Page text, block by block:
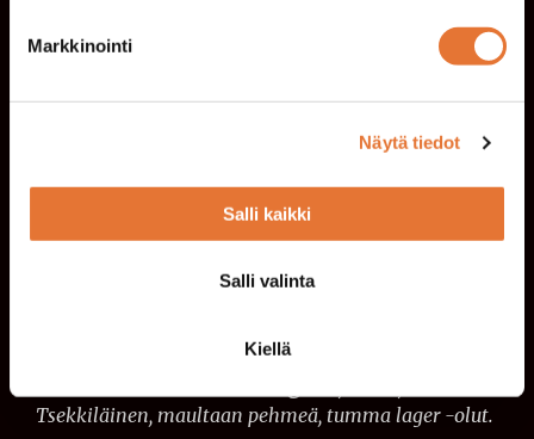
Markkinointi
Näytä tiedot
Salli kaikki
Salli valinta
Kiellä
Helsinki Bryggeri IPA 5,2% 0,4L 8,10
Tämä Indian Pale Alen lempeä katkeruus antaa tilaa
hedelmäisille ja sitruksisille sävyille
Raikas ja täyteläinen lager- olut. Kullankeltainen,
kevyt, miedosti humaloitu, viljainen
11,00
Tsekkiläinen, maultaan pehmeä, tumma lager -olut.